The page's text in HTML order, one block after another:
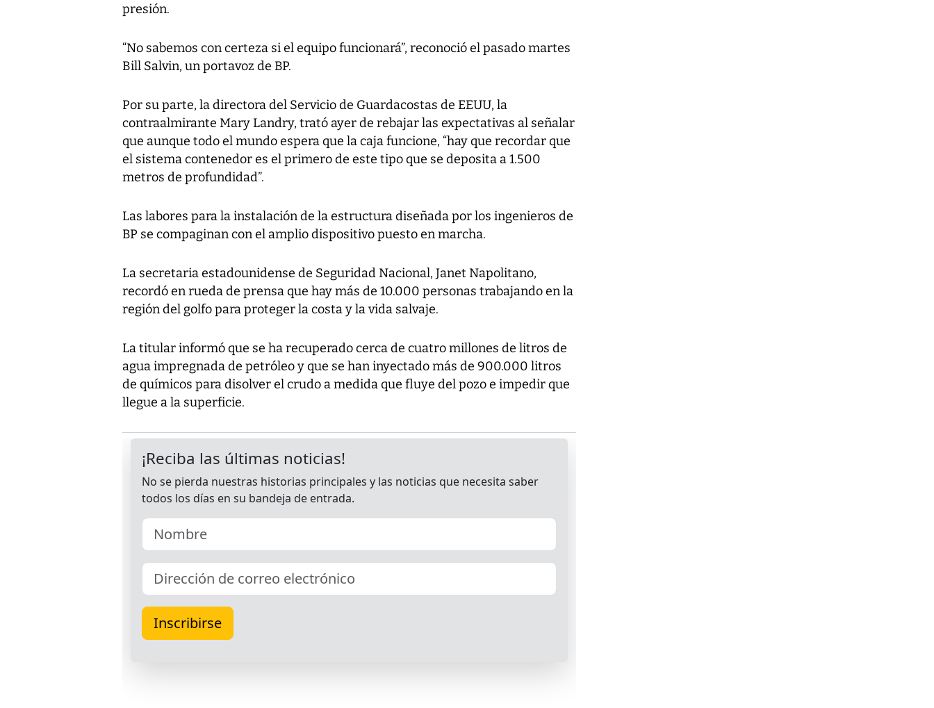
presión.
“No sabemos con certeza si el equipo funcionará”, reconoció el pasado martes
Bill Salvin, un portavoz de BP.
Por su parte, la directora del Servicio de Guardacostas de EEUU, la
contraalmirante Mary Landry, trató ayer de rebajar las expectativas al señalar
que aunque todo el mundo espera que la caja funcione, “hay que recordar que
el sistema contenedor es el primero de este tipo que se deposita a 1.500
metros de profundidad”.
Las labores para la instalación de la estructura diseñada por los ingenieros de
BP se compaginan con el amplio dispositivo puesto en marcha.
La secretaria estadounidense de Seguridad Nacional, Janet Napolitano,
recordó en rueda de prensa que hay más de 10.000 personas trabajando en la
región del golfo para proteger la costa y la vida salvaje.
La titular informó que se ha recuperado cerca de cuatro millones de litros de
agua impregnada de petróleo y que se han inyectado más de 900.000 litros
de químicos para disolver el crudo a medida que fluye del pozo e impedir que
llegue a la superficie.